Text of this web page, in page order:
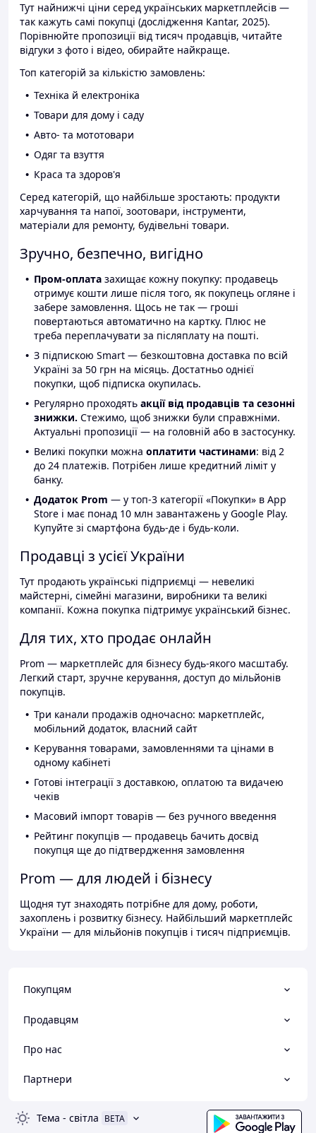
Тут найнижчі ціни серед українських маркетплейсів —
так кажуть самі покупці (дослідження Kantar, 2025).
Порівнюйте пропозиції від тисяч продавців, читайте
відгуки з фото і відео, обирайте найкраще.
Топ категорій за кількістю замовлень:
Техніка й електроніка
Товари для дому і саду
Авто- та мототовари
Одяг та взуття
Краса та здоров'я
Серед категорій, що найбільше зростають: продукти
харчування та напої, зоотовари, інструменти,
матеріали для ремонту, будівельні товари.
Зручно, безпечно, вигідно
Пром-оплата захищає кожну покупку: продавець
отримує кошти лише після того, як покупець огляне і
забере замовлення. Щось не так — гроші
повертаються автоматично на картку. Плюс не
треба переплачувати за післяплату на пошті.
З підпискою Smart — безкоштовна доставка по всій
Україні за 50 грн на місяць. Достатньо однієї
покупки, щоб підписка окупилась.
Регулярно проходять акції від продавців та сезонні
знижки. Стежимо, щоб знижки були справжніми.
Актуальні пропозиції — на головній або в застосунку.
Великі покупки можна оплатити частинами: від 2
до 24 платежів. Потрібен лише кредитний ліміт у
банку.
Додаток Prom — у топ-3 категорії «Покупки» в App
Store і має понад 10 млн завантажень у Google Play.
Купуйте зі смартфона будь-де і будь-коли.
Продавці з усієї України
Тут продають українські підприємці — невеликі
майстерні, сімейні магазини, виробники та великі
компанії. Кожна покупка підтримує український бізнес.
Для тих, хто продає онлайн
Prom — маркетплейс для бізнесу будь-якого масштабу.
Легкий старт, зручне керування, доступ до мільйонів
покупців.
Три канали продажів одночасно: маркетплейс,
мобільний додаток, власний сайт
Керування товарами, замовленнями та цінами в
одному кабінеті
Готові інтеграції з доставкою, оплатою та видачею
чеків
Масовий імпорт товарів — без ручного введення
Рейтинг покупців — продавець бачить досвід
покупця ще до підтвердження замовлення
Prom — для людей і бізнесу
Щодня тут знаходять потрібне для дому, роботи,
захоплень і розвитку бізнесу. Найбільший маркетплейс
України — для мільйонів покупців і тисяч підприємців.
Покупцям
Продавцям
Про нас
Партнери
Тема - світла BETA